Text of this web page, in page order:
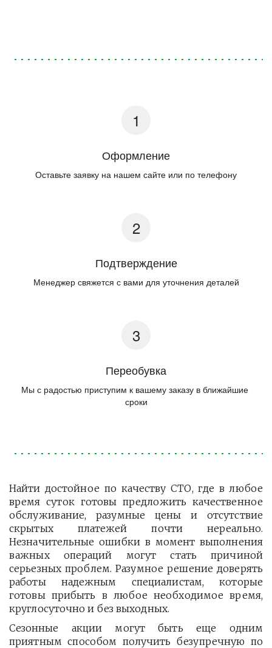
Оформление
Оставьте заявку на нашем сайте или по телефону
Подтверждение
Менеджер свяжется с вами для уточнения деталей
Переобувка
Мы с радостью приступим к вашему заказу в ближайшие
сроки
Найти достойное по качеству СТО, где в любое
время суток готовы предложить качественное
обслуживание, разумные цены и отсутствие
скрытых платежей почти нереально.
Незначительные ошибки в момент выполнения
важных операций могут стать причиной
серьезных проблем. Разумное решение доверять
работы надежным специалистам, которые
готовы прибыть в любое необходимое время,
круглосуточно и без выходных.
Сезонные акции могут быть еще одним
приятным способом получить безупречную по